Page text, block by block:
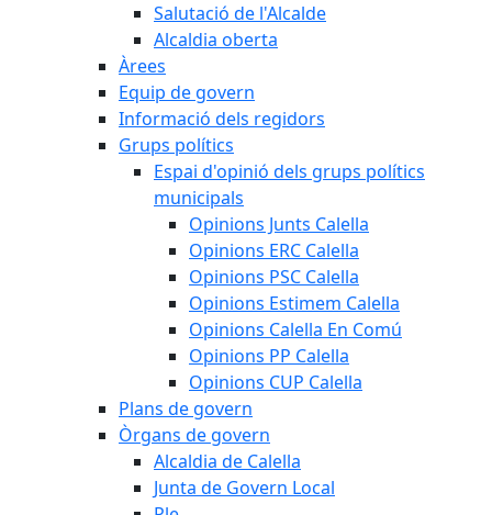
Salutació de l'Alcalde
Alcaldia oberta
Àrees
Equip de govern
Informació dels regidors
Grups polítics
Espai d'opinió dels grups polítics
municipals
Opinions Junts Calella
Opinions ERC Calella
Opinions PSC Calella
Opinions Estimem Calella
Opinions Calella En Comú
Opinions PP Calella
Opinions CUP Calella
Plans de govern
Òrgans de govern
Alcaldia de Calella
Junta de Govern Local